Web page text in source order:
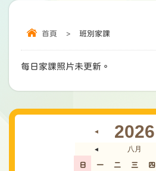
首頁 > 班別家課
每日家課照片未更新。
◄ 2026
◄ 八月
日 一 二 三 四